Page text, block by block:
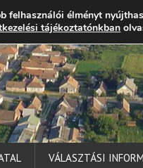
Technika segítség
VÁLASZTÁSI
felhasználói élményt
tájékoztatónkban